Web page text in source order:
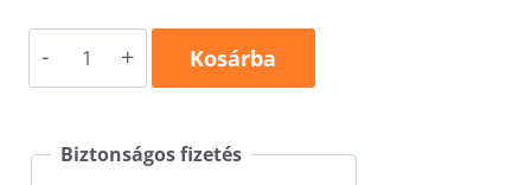
Egyedi
neves
póló
Kosárba
Biztonságos fizetés